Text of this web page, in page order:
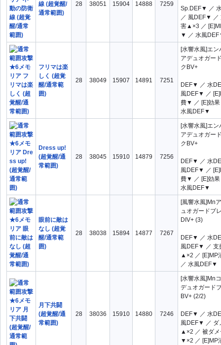
水ATK▼ 水DEF▼
火水風DEF▼ 火風ATK▲
被ダメージ▼×2
風ATK▲ 風ATK▼
補助スキル分
類1
IV IV ×2
範囲
補助スキル分類2
検
索：
OR AND
線 (超覚醒/
通常範囲)
28 38051 15904 14888 7259
Sp.DEF▼ ／
／ 風DEF▼ ／
害▲×3 ／
▼ ／ 水風
フリマは楽
しく (超覚
醒/通常範
囲)
28 38049 15907 14891 7251
[水響水風]エン
アデュオガー
クBV+
DEF▼ ／ 水
風DEF▼ ／
費▼ ／ [E]効
水風DEF▼
Dress up!
(超覚醒/通
常範囲)
28 38045 15910 14879 7256
[水響水風]エン
アデュオガー
クBV+
DEF▼ ／ 水
風DEF▼ ／
費▼ ／ [E]効
水風DEF▼
眼前に敵は
なし (超覚
醒/通常範
囲)
28 38038 15894 14877 7267
[風響水風]Mn
ュオガードブ
DIV+ (3)
DEF▼ ／ 水
風DEF▼ ／ 支
▲×2 ／ [E]MP
／ 水風DEF▼
月下共闘
(超覚醒/通
常範囲)
28 38036 15910 14880 7246
[水響水風]Mn
デュオガード
BV+ (2/2)
DEF▼ ／ 水
風DEF▼ ／ ダ
▲×2 ／ 被ダメ
▼×2 ／ [E]MP